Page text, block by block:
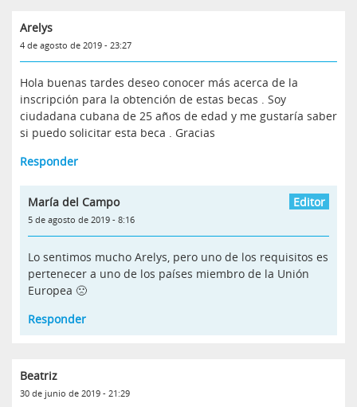
Arelys
4 de agosto de 2019 - 23:27
Hola buenas tardes deseo conocer más acerca de la
inscripción para la obtención de estas becas . Soy
ciudadana cubana de 25 años de edad y me gustaría saber
si puedo solicitar esta beca . Gracias
Responder
María del Campo
5 de agosto de 2019 - 8:16
Lo sentimos mucho Arelys, pero uno de los requisitos es
pertenecer a uno de los países miembro de la Unión
Europea 🙁
Responder
Beatriz
30 de junio de 2019 - 21:29